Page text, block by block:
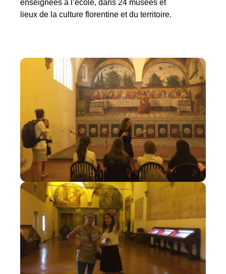
enseignées à l’école, ​dans 24 musées et
lieu​x de la culture florentine et du territoire.